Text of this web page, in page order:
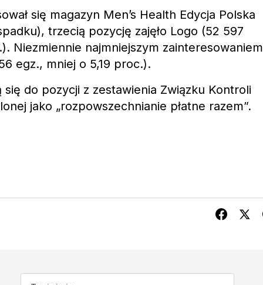
się magazyn Men’s Health Edycja Polska
trzecią pozycję zajęło Logo (52 597
Niezmiennie najmniejszym zainteresowaniem
egz., mniej o 5,19 proc.).
się do pozycji z zestawienia Związku Kontroli
jako „rozpowszechnianie płatne razem”.